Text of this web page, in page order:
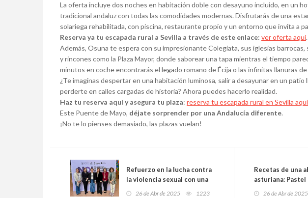
La oferta incluye dos noches en habitación doble con desayuno incluido, en un
tradicional andaluz con todas las comodidades modernas. Disfrutarás de una
solariega rehabilitada, con piscina, restaurante propio y un entorno que invita a
Reserva ya tu escapada rural a Sevilla a través de este enlace: ver oferta aquí.
Además, Osuna te espera con su impresionante Colegiata, sus iglesias
y rincones como la Plaza Mayor, donde saborear una tapa mientras el tiempo
minutos en coche encontrarás el legado romano de Écija o las infinitas llanuras de
¿Te imaginas despertar en una habitación luminosa, salir a desayunar en un
perderte en calles cargadas de historia? Ahora puedes hacerlo realidad.
Haz tu reserva aquí y asegura tu plaza: reserva tu escapada rural en Sevilla aquí
Este Puente de Mayo, déjate sorprender por una Andalucía diferente.
¡No te lo pienses demasiado, las plazas vuelan!
Refuerzo en la lucha contra
la violencia sexual con una
sala de declaraciones
26 de Abr de 2025 1223
Recetas de una
asturiana: Pastel
gallineta a lo
26 de Abr de 2025